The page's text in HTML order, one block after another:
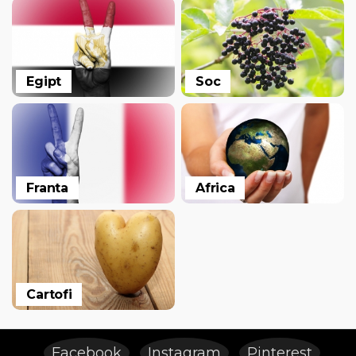
Egipt Soc
Franta Africa
Cartofi